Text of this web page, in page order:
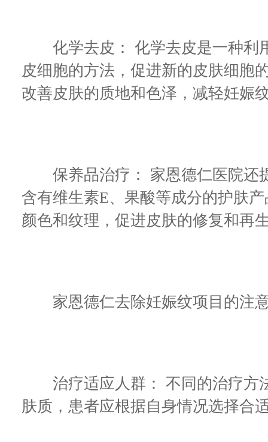
化学去皮： 化学去皮是一种利
皮细胞的方法，促进新的皮肤细胞
改善皮肤的质地和色泽，减轻妊娠
保养品治疗： 家恩德仁医院还
含有维生素E、果酸等成分的护肤
颜色和纹理，促进皮肤的修复和再
家恩德仁去除妊娠纹项目的注
治疗适应人群： 不同的治疗方
肤质，患者应根据自身情况选择合